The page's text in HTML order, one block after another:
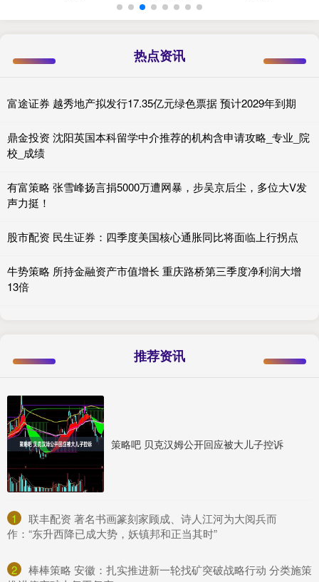
热点资讯
富途证券 越秀地产拟发行17.35亿元绿色票据 预计2029年到期
鼎金投资 沈阳英国本科留学中介推荐的机构含申请攻略_专业_院
校_成绩
有富策略 张雪峰扬言捐5000万遭网暴，步吴京后尘，多位大V发
声力挺！
股市配资 民生证券：四季度美国核心通胀同比将面临上行拐点
牛势策略 所持金融资产市值增长 重庆路桥第三季度净利润大增
13倍
推荐资讯
策略吧 贝克汉姆公开回应被大儿子控诉
1
​联丰配资 著名书画篆刻家顾成、诗人江河为大阅兵而
作：“东升西降已成大势，妖镇邦和正当其时”
2
​棒棒策略 安徽：扎实推进新一轮找矿突破战略行动 分类施策